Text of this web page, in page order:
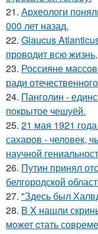
21. Археологи
000 лет назад.
22. Glaucus
проводит всю
23. Россияне
ради
24. Панголин -
покрытое чешуёй.
25. 21 мая 1921
сахаров - человек,
научной
26. Путин принял
белгородской
27. "Здесь был
28. В X нашли
мoжет cтать